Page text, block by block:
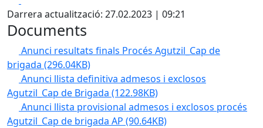
Darrera actualització: 27.02.2023 | 09:21
Documents
Anunci resultats finals Procés Agutzil_Cap de
brigada (296.04KB)
Anunci llista definitiva admesos i exclosos
Agutzil_Cap de Brigada (122.98KB)
Anunci llista provisional admesos i exclosos procés
Agutzil_Cap de brigada AP (90.64KB)